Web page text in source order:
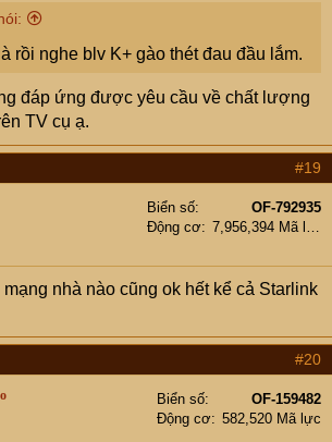
rồi nghe blv K+ gào thét đau đầu lắm.
đáp ứng được yêu cầu về chất lượng
TV cụ ạ.
#19
Biển số
OF-792935
Động cơ
nhà nào cũng ok hết kể cả Starlink
#20
Biển số
OF-159482
Động cơ
582,520 Mã lực